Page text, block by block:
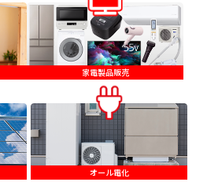
家電製品販売
オール電化